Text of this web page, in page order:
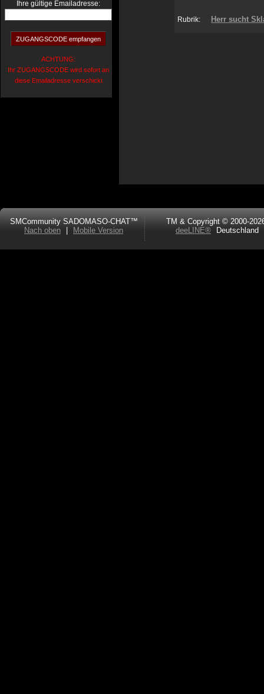
Ihre gültige Emailadresse:
ACHTUNG:
Ihr ZUGANGSCODE wird sofort an
diese Emailadresse verschickt
Rubrik: Herr sucht
SMCommunity SADOMASO-CHAT™
Nach oben
Mobile Version
TM & Copyright © 2000-
deeLINE®
Deutschland